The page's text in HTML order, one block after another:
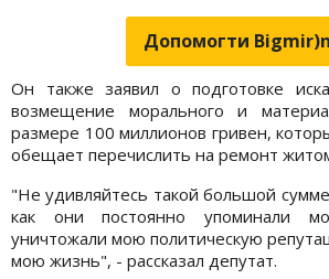
Допомогти
Он также заявил о подготовке
возмещение морального и
размере 100 миллионов гривен,
обещает перечислить на ремонт
"Не удивляйтесь такой большой
как они постоянно упоминали
уничтожали мою политическую
мою жизнь", - рассказал депутат.